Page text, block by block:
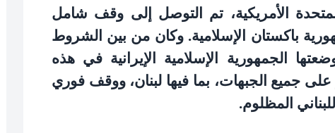
المتحدة الأمريكية، تم التوصل إلى وقف شامل
باكستان الإسلامية. وكان من بين الشروط
الجمهورية الإسلامية الإيرانية في هذه
على جميع الجبهات، بما فيها لبنان، ووقف فوري
المظلوم.